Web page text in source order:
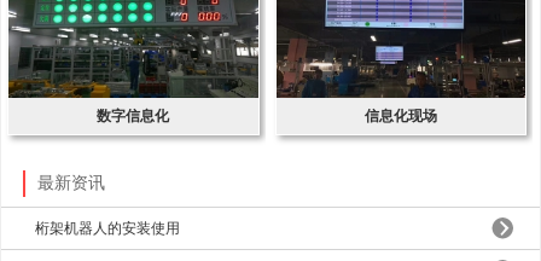
数字信息化 信息化现场
最新资讯
桁架机器人的安装使用